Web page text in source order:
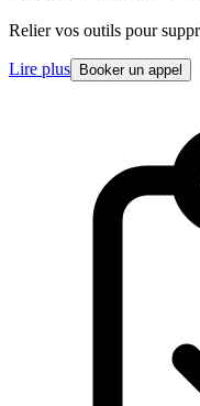
Relier vos outils pour
Lire plus Booker un appel